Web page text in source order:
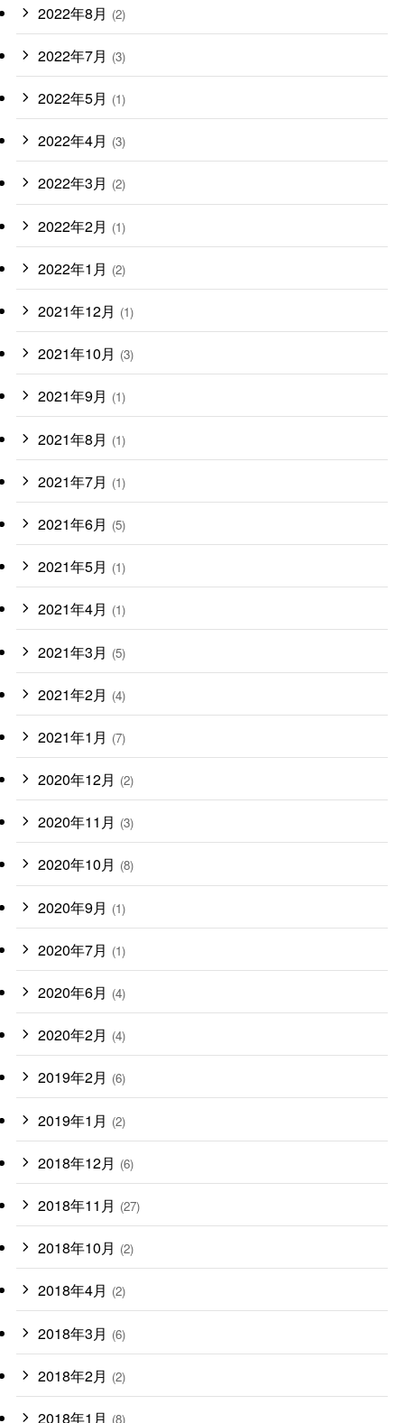
2022年8月 (2)
2022年7月 (3)
2022年5月 (1)
2022年4月 (3)
2022年3月 (2)
2022年2月 (1)
2022年1月 (2)
2021年12月 (1)
2021年10月 (3)
2021年9月 (1)
2021年8月 (1)
2021年7月 (1)
2021年6月 (5)
2021年5月 (1)
2021年4月 (1)
2021年3月 (5)
2021年2月 (4)
2021年1月 (7)
2020年12月 (2)
2020年11月 (3)
2020年10月 (8)
2020年9月 (1)
2020年7月 (1)
2020年6月 (4)
2020年2月 (4)
2019年2月 (6)
2019年1月 (2)
2018年12月 (6)
2018年11月 (27)
2018年10月 (2)
2018年4月 (2)
2018年3月 (6)
2018年2月 (2)
2018年1月 (8)